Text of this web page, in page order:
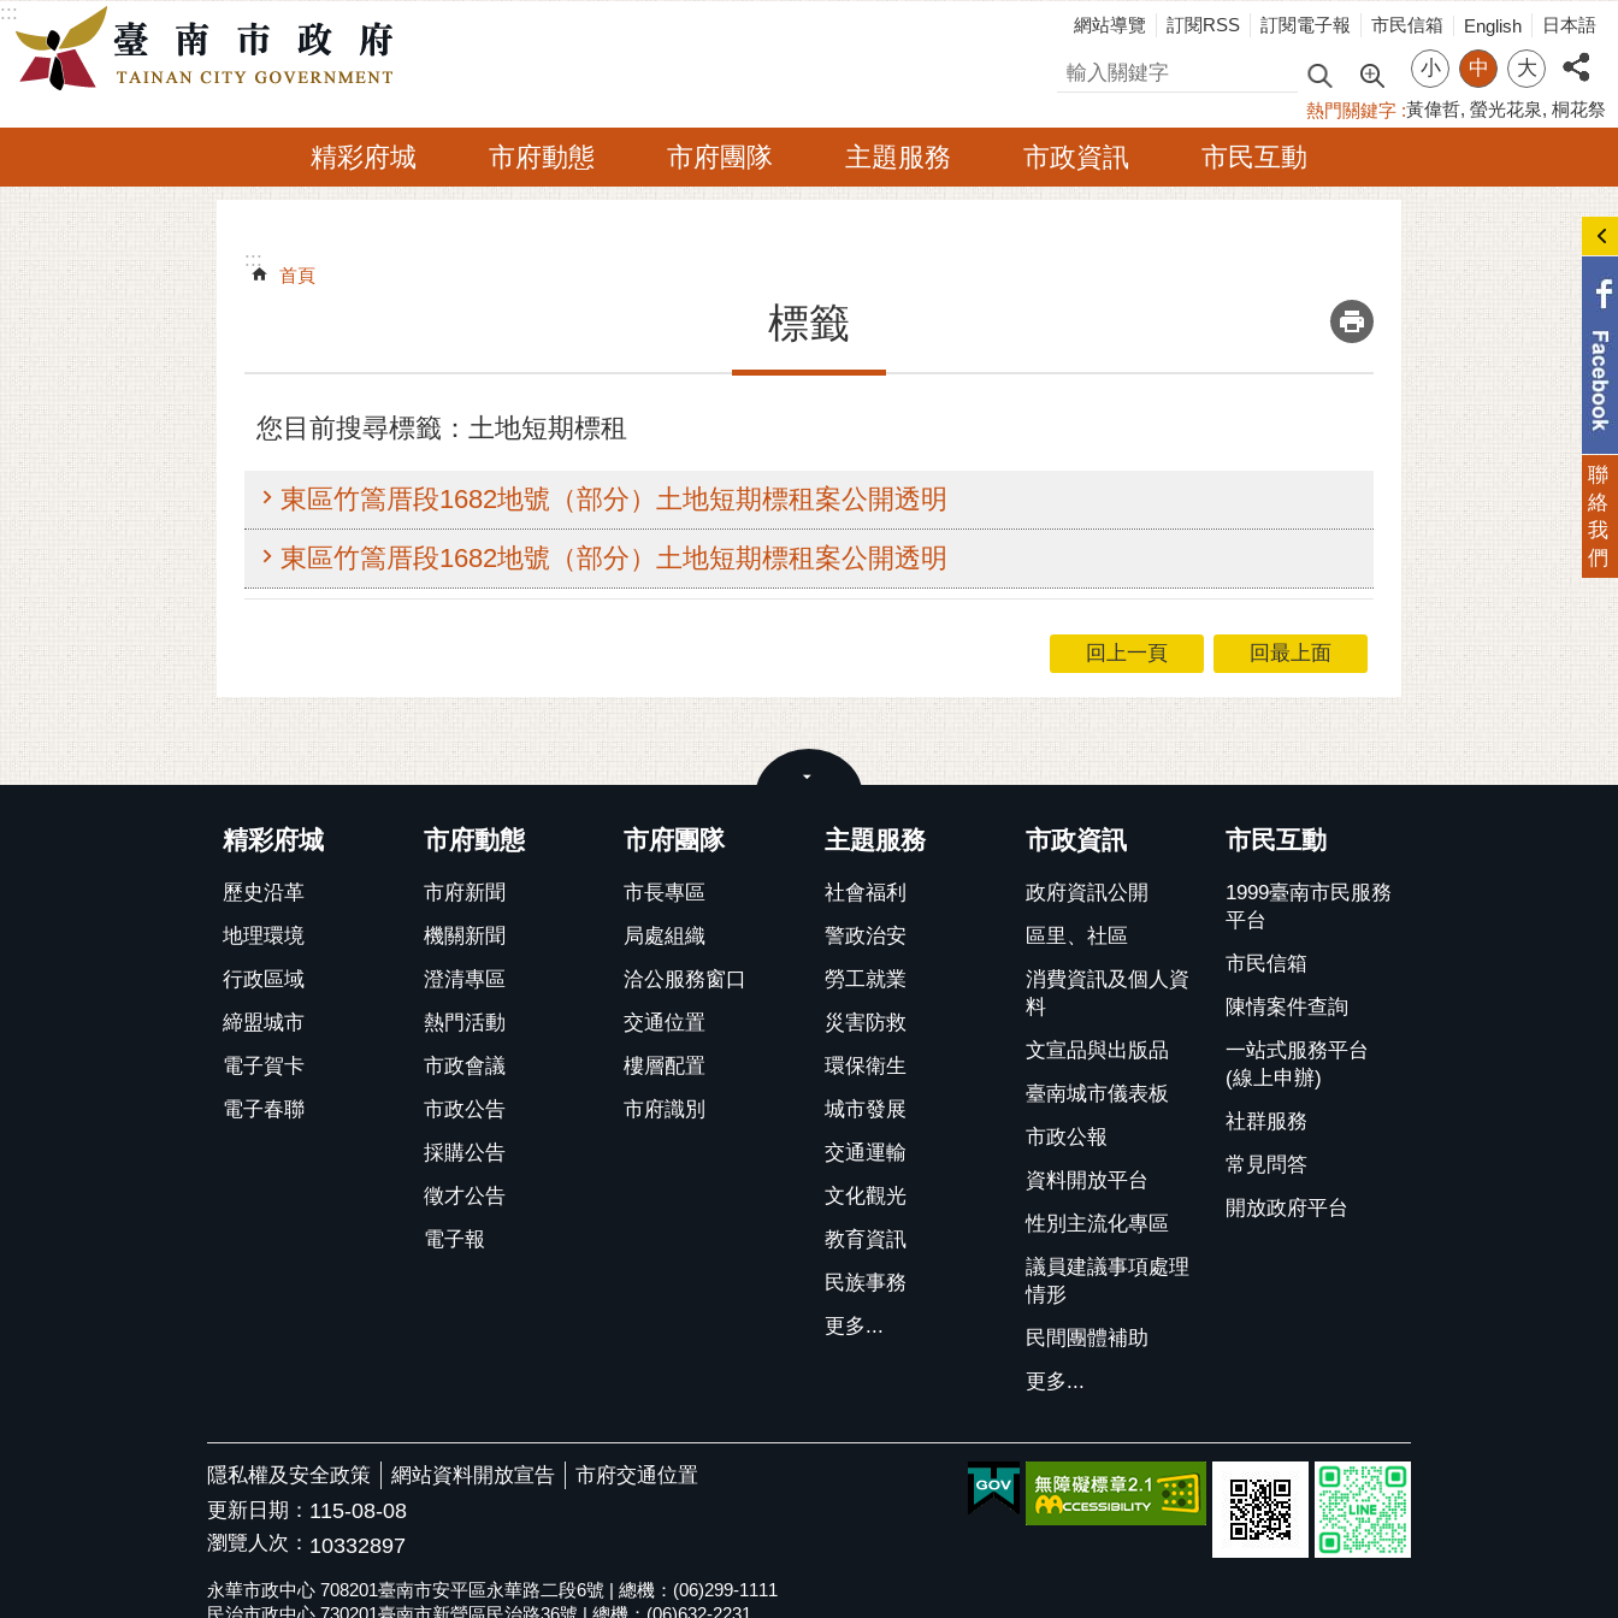
跳到主要內容區塊
:::
網站導覽 訂閱RSS 訂閱電子報 市民信箱 English 日本語
搜尋 小 中 大
熱門關鍵字 黃偉哲 螢光花泉 桐花祭
精彩府城 市府動態 市府團隊 主題服務 市政資訊 市民互動
:::
:::
首頁
標籤 _
您目前搜尋標籤：土地短期標租
東區竹篙厝段1682地號（部分）土地短期標租案公開透明
東區竹篙厝段1682地號（部分）土地短期標租案公開透明
回上一頁 回最上面
精彩府城
歷史沿革
地理環境
行政區域
締盟城市
電子賀卡
電子春聯
市府動態
市府新聞
機關新聞
澄清專區
熱門活動
市政會議
市政公告
採購公告
徵才公告
電子報
市府團隊
市長專區
局處組織
洽公服務窗口
交通位置
樓層配置
市府識別
主題服務
社會福利
警政治安
勞工就業
災害防救
環保衛生
城市發展
交通運輸
文化觀光
教育資訊
民族事務
更多...
市政資訊
政府資訊公開
區里、社區
消費資訊及個人資
料
文宣品與出版品
臺南城市儀表板
市政公報
資料開放平台
性別主流化專區
議員建議事項處理
情形
民間團體補助
更多...
市民互動
1999臺南市民服務
平台
市民信箱
陳情案件查詢
一站式服務平台
(線上申辦)
社群服務
常見問答
開放政府平台
隱私權及安全政策 網站資料開放宣告
市府交通位置
更新日期： 115-08-08
瀏覽人次： 10332897
永華市政中心 708201臺南市安平區永華路二段6號 | 總機：(06)299-1111
民治市政中心 730201臺南市新營區民治路36號 | 總機：(06)632-2231
聯
絡
我
們